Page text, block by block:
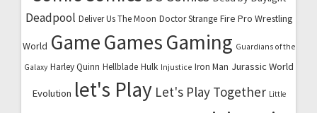
Deadpool Deliver Us The Moon Doctor Strange Fire Pro Wrestling
World GameGamesGaming Guardians of the
Galaxy Harley Quinn Hellblade Hulk Injustice Iron Man Jurassic World
Evolution let's Play Let's Play Together Little